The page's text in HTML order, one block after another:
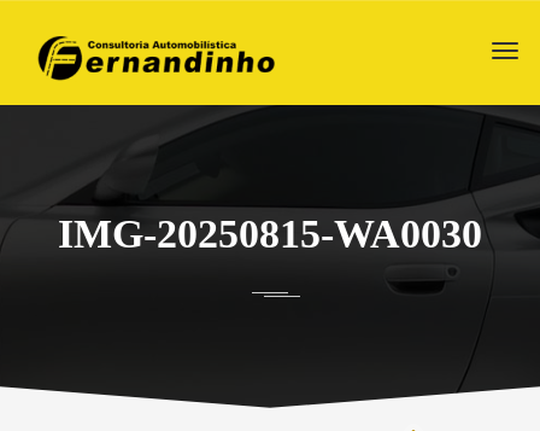
IMG-20250815-WA0030